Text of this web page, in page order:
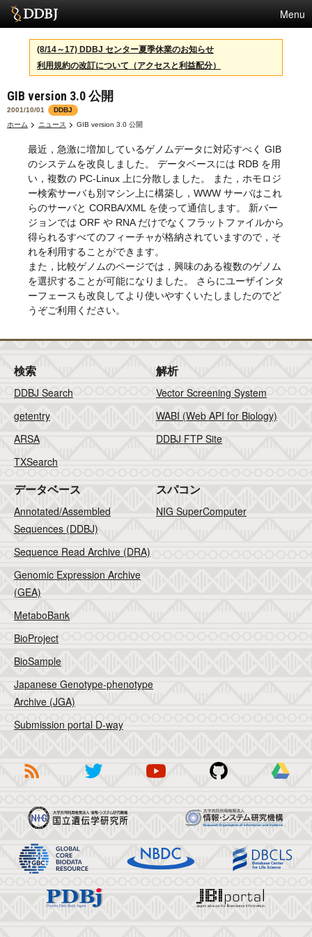
Menu
サービス
スパコン
統計
活動
センターについて
利用規約
問合せ
English
(8/14～17) DDBJ センター夏季休業のお知らせ
利用規約の改訂について（アクセスと利益配分）
GIB version 3.0 公開
2001/10/01
DDBJ
ホーム
ニュース GIB version 3.0 公開
最近，急激に増加しているゲノムデータに対応すべく GIB
のシステムを改良しました。 データベースには RDB を用
い，複数の PC-Linux 上に分散しました。 また，ホモロジ
ー検索サーバも別マシン上に構築し，WWW サーバはこれ
らのサーバと CORBA/XML を使って通信します。 新バー
ジョンでは ORF や RNA だけでなくフラットファイルから
得られるすべてのフィーチャが格納されていますので，そ
れを利用することができます。
また，比較ゲノムのページでは，興味のある複数のゲノム
を選択することが可能になりました。 さらにユーザインタ
ーフェースも改良してより使いやすくいたしましたのでど
うぞご利用ください。
検索
DDBJ Search
getentry
ARSA
TXSearch
解析
Vector Screening System
WABI (Web API for Biology)
DDBJ FTP Site
データベース
Annotated/Assembled
Sequences (DDBJ)
Sequence Read Archive (DRA)
Genomic Expression Archive
(GEA)
MetaboBank
BioProject
BioSample
Japanese Genotype-phenotype
Archive (JGA)
Submission portal D-way
スパコン
NIG SuperComputer